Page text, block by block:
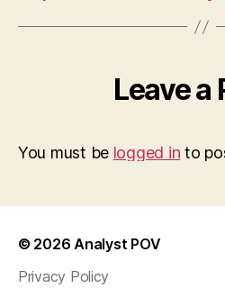
Leave a
You must be logged in to
© 2026Analyst POV
Privacy Policy